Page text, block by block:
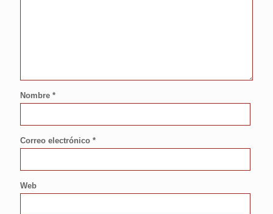
Nombre *
Correo electrónico *
Web